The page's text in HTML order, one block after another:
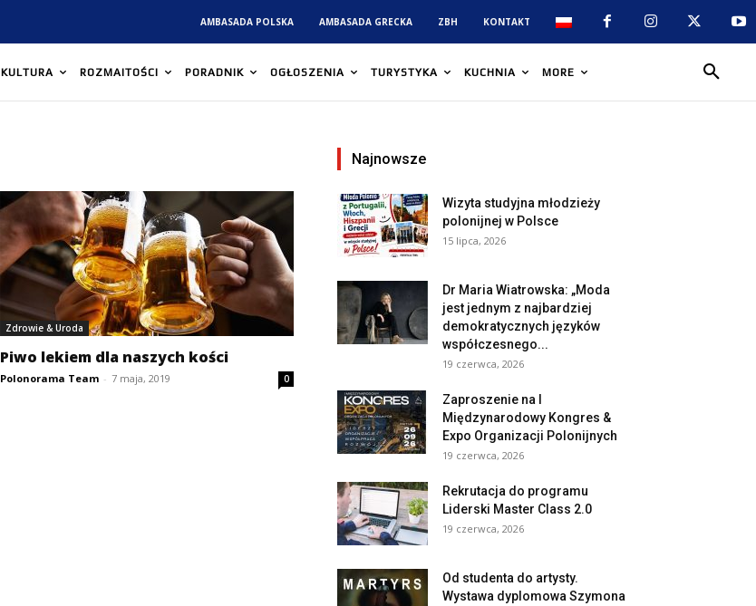
AMBASADA POLSKA AMBASADA GRECKA ZBH KONTAKT
KULTURA ROZMAITOŚCI PORADNIK OGŁOSZENIA TURYSTYKA KUCHNIA MORE
Zdrowie & Uroda
Piwo lekiem dla naszych kości
Polonorama Team - 7 maja, 2019 0
Najnowsze
Wizyta studyjna młodzieży
polonijnej w Polsce
15 lipca, 2026
Dr Maria Wiatrowska: „Moda
jest jednym z najbardziej
demokratycznych języków
współczesnego...
19 czerwca, 2026
Zaproszenie na I
Międzynarodowy Kongres &
Expo Organizacji Polonijnych
19 czerwca, 2026
Rekrutacja do programu
Liderski Master Class 2.0
19 czerwca, 2026
Od studenta do artysty.
Wystawa dyplomowa Szymona